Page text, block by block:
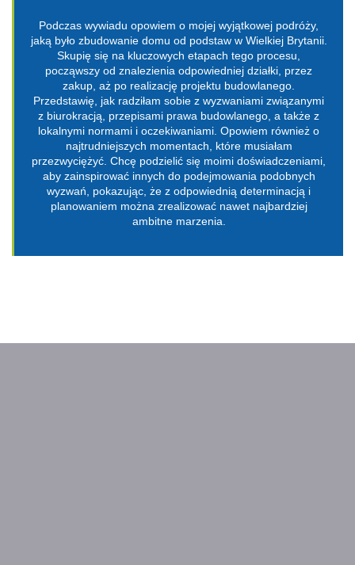
Podczas wywiadu opowiem o mojej wyjątkowej podróży,
jaką było zbudowanie domu od podstaw w Wielkiej Brytanii.
Skupię się na kluczowych etapach tego procesu,
począwszy od znalezienia odpowiedniej działki, przez
zakup, aż po realizację projektu budowlanego.
Przedstawię, jak radziłam sobie z wyzwaniami związanymi
z biurokracją, przepisami prawa budowlanego, a także z
lokalnymi normami i oczekiwaniami. Opowiem również o
najtrudniejszych momentach, które musiałam
przezwyciężyć. Chcę podzielić się moimi doświadczeniami,
aby zainspirować innych do podejmowania podobnych
wyzwań, pokazując, że z odpowiednią determinacją i
planowaniem można zrealizować nawet najbardziej
ambitne marzenia.